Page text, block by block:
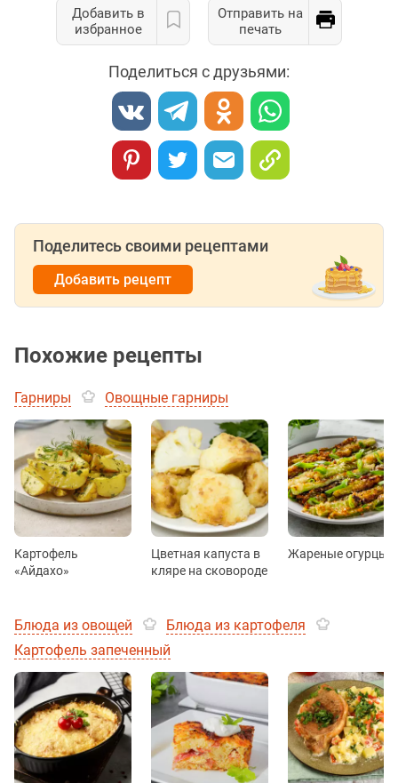
Добавить в
избранное
Отправить на
печать
Поделиться с друзьями:
Поделитесь своими рецептами
Добавить рецепт
Похожие рецепты
Гарниры Овощные гарниры
Картофель
«Айдахо»
Цветная капуста в
кляре на сковороде
Жареные огурцы
Блюда из овощей
Блюда из картофеля
Картофель запеченный